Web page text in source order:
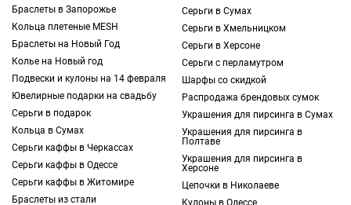
Такие украшения представлены как
женскими, так и мужскими моделями. Они
могут изготавливаться из разных
материалов, отличаться по форме, размеру
и дизайну. Это позволяет вам с легкостью
подобрать и
на Новый год,
относящийся к определенной коллекции
TOUS.
Подвеска на Новый год: материалы
изготовления
Браслеты в Запорожье
Кольца плетеные MESH
Браслеты на Новый Год
Колье на Новый год
Подвески и кулоны на 14 февраля
Ювелирные подарки на свадьбу
Серьги в подарок
Кольца в Сумах
Серьги каффы в Черкассах
Серьги каффы в Одессе
Серьги каффы в Житомире
Браслеты из стали
Серьги в Сумах
Серьги в Хмельницком
Серьги в Херсоне
Серьги с перламутром
Шарфы со скидкой
Распродажа брендовых сумок
Украшения для пирсинга в Сумах
Украшения для пирсинга в
Полтаве
Украшения для пирсинга в
Херсоне
Цепочки в Николаеве
Кулоны в Одессе